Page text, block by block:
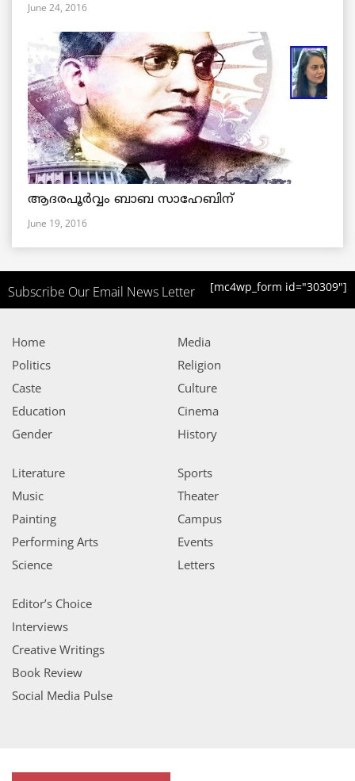
June 24, 2016
ആദരപൂര്‍വ്വം ബാബ സാഹേബിന്
June 19, 2016
Subscribe Our Email News Letter [mc4wp_form id="30309"]
Home
Politics
Caste
Education
Gender
Media
Religion
Culture
Cinema
History
Literature
Music
Painting
Performing Arts
Science
Sports
Theater
Campus
Events
Letters
Editor’s Choice
Interviews
Creative Writings
Book Review
Social Media Pulse